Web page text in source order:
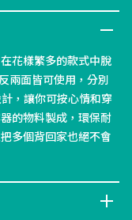
花樣繁多的款式中脫
兩面皆可使用，分別
，讓你可按心情和穿
的物料製成，環保耐
多個背回家也絕不會